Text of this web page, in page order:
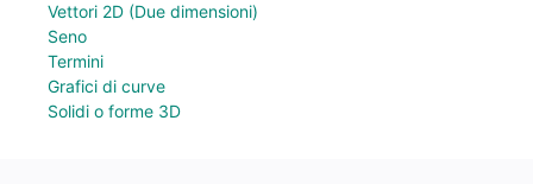
Vettori 2D (Due dimensioni)
Seno
Termini
Grafici di curve
Solidi o forme 3D